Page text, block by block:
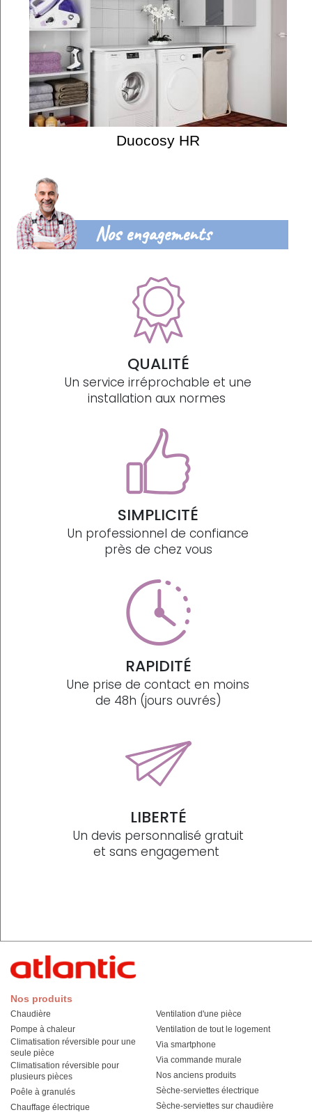
Duocosy HR
Nos engagements
QUALITÉ
Un service irréprochable et une
installation aux normes
SIMPLICITÉ
Un professionnel de confiance
près de chez vous
RAPIDITÉ
Une prise de contact en moins
de 48h (jours ouvrés)
LIBERTÉ
Un devis personnalisé gratuit
et sans engagement
Nos produits
Chaudière
Pompe à chaleur
Climatisation réversible pour une
seule pièce
Climatisation réversible pour
plusieurs pièces
Poêle à granulés
Chauffage électrique
Ventilation d'une pièce
Ventilation de tout le logement
Via smartphone
Via commande murale
Nos anciens produits
Sèche-serviettes électrique
Sèche-serviettes sur chaudière